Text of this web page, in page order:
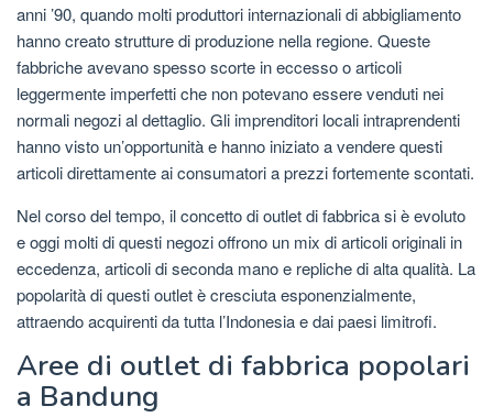
anni ’90, quando molti produttori internazionali di abbigliamento
hanno creato strutture di produzione nella regione. Queste
fabbriche avevano spesso scorte in eccesso o articoli
leggermente imperfetti che non potevano essere venduti nei
normali negozi al dettaglio. Gli imprenditori locali intraprendenti
hanno visto un’opportunità e hanno iniziato a vendere questi
articoli direttamente ai consumatori a prezzi fortemente scontati.
Nel corso del tempo, il concetto di outlet di fabbrica si è evoluto
e oggi molti di questi negozi offrono un mix di articoli originali in
eccedenza, articoli di seconda mano e repliche di alta qualità. La
popolarità di questi outlet è cresciuta esponenzialmente,
attraendo acquirenti da tutta l’Indonesia e dai paesi limitrofi.
Aree di outlet di fabbrica popolari
a Bandung